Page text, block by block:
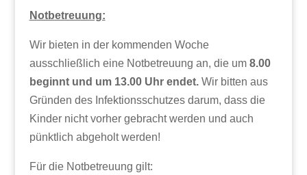
Notbetreuung:
Wir bieten in der kommenden Woche
ausschließlich eine Notbetreuung an, die um 8.00
beginnt und um 13.00 Uhr endet.Wir bitten aus
Gründen des Infektionsschutzes darum, dass die
Kinder nicht vorher gebracht werden und auch
pünktlich abgeholt werden!
Für die Notbetreuung gilt: